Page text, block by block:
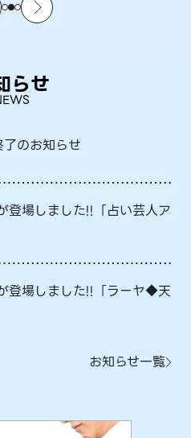
らせ
のお知らせ
登場しました!!「占い芸人ア
登場しました!!「ラーヤ◆天
お知らせ一覧